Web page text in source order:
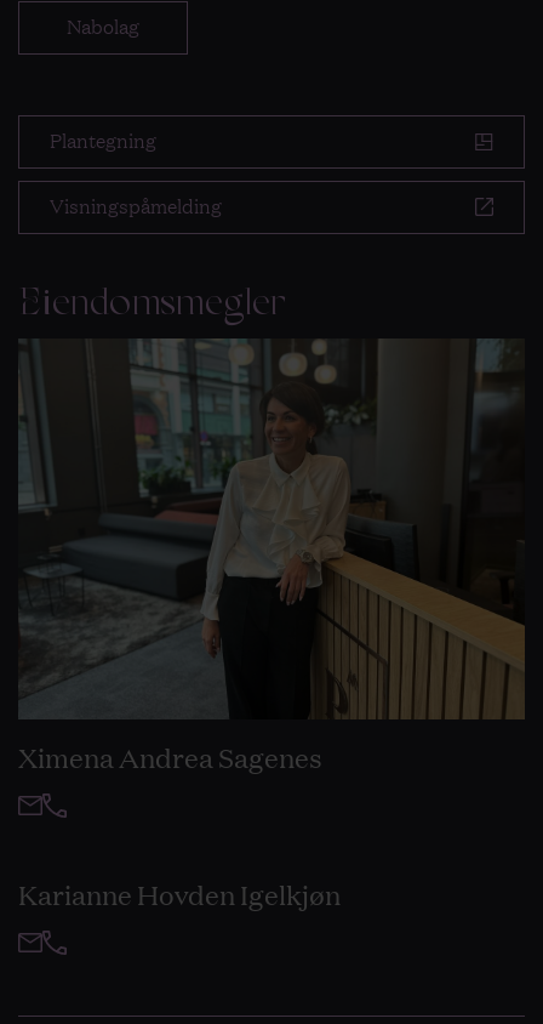
Nabolag
Plantegning
Visningspåmelding
Eiendomsmegler
Ximena Andrea Sagenes
Karianne Hovden Igelkjøn